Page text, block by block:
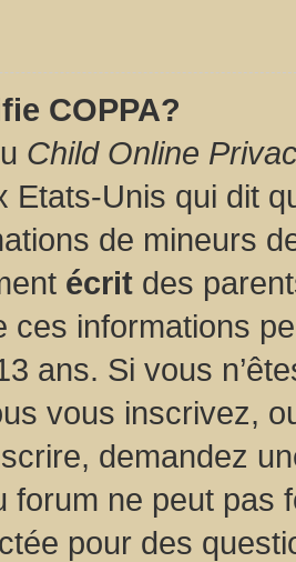
COPPA?
Child Online
Etats-Unis qui dit
de mineurs
écrit des
ces informations
ans. Si vous
vous inscrivez,
demandez
forum ne peut
pour des